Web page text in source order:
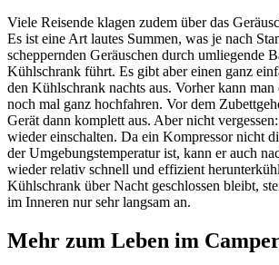
Viele Reisende klagen zudem über das
Es ist eine Art lautes Summen, was je nach
scheppernden Geräuschen durch umliegende
Kühlschrank führt. Es gibt aber einen ganz
den Kühlschrank nachts aus. Vorher kann
noch mal ganz hochfahren. Vor dem
Gerät dann komplett aus. Aber nicht
wieder einschalten. Da ein Kompressor nicht
der Umgebungstemperatur ist, kann er auch
wieder relativ schnell und effizient
Kühlschrank über Nacht geschlossen bleibt,
im Inneren nur sehr langsam an.
Mehr zum Leben im